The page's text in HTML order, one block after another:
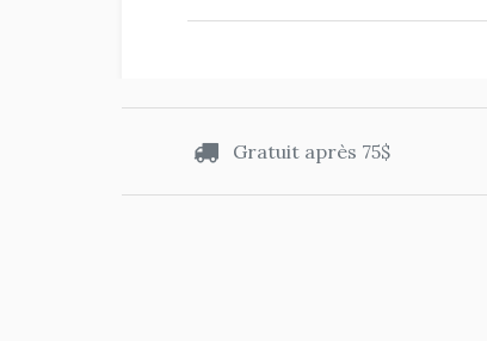
Gratuit après 75$